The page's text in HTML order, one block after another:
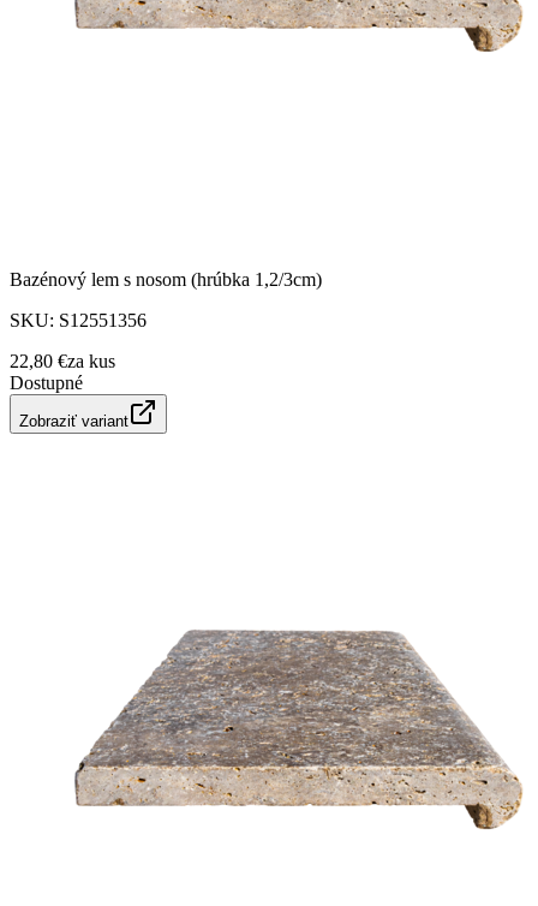
Bazénový lem s nosom (hrúbka 1,2/3cm)
SKU: S12551356
22,80 €za kus
Dostupné
Zobraziť variant